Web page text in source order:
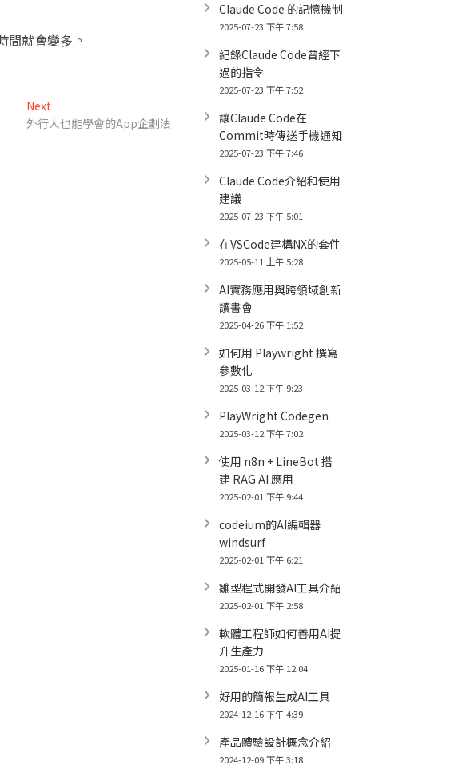
間就會變多。
NextNext
post:
外行人也能學會的App企劃法
Claude Code 的記憶機制
2025-07-23 下午 7:58
紀錄Claude Code曾經下
過的指令
2025-07-23 下午 7:52
讓Claude Code在
Commit時傳送手機通知
2025-07-23 下午 7:46
Claude Code介紹和使用
建議
2025-07-23 下午 5:01
在VSCode建構NX的套件
2025-05-11 上午 5:28
AI實務應用與跨領域創新
讀書會
2025-04-26 下午 1:52
如何用 Playwright 撰寫
參數化
2025-03-12 下午 9:23
PlayWright Codegen
2025-03-12 下午 7:02
使用 n8n + LineBot 搭
建 RAG AI 應用
2025-02-01 下午 9:44
codeium的AI編輯器
windsurf
2025-02-01 下午 6:21
雛型程式開發AI工具介紹
2025-02-01 下午 2:58
軟體工程師如何善用AI提
升生產力
2025-01-16 下午 12:04
好用的簡報生成AI工具
2024-12-16 下午 4:39
產品體驗設計概念介紹
2024-12-09 下午 3:18